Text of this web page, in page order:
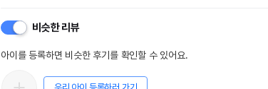
비슷한 리뷰
아이를 등록하면 비슷한 후기를 확인할 수 있어요.